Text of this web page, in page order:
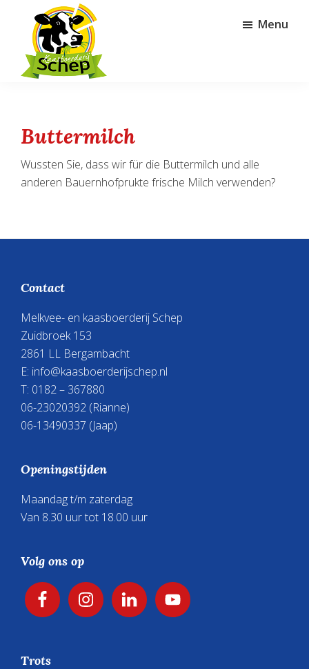
hoofd
inhoud
voettekst
Kaasboerderij
Menu
Buttermilch
Wussten Sie, dass wir für die Buttermilch und alle
anderen Bauernhofprukte frische Milch verwenden?
Footer
Contact
Melkvee- en kaasboerderij Schep
Zuidbroek 153
2861 LL Bergambacht
E: info@kaasboerderijschep.nl
T: 0182 – 367880
06-23020392 (Rianne)
06-13490337 (Jaap)
Openingstijden
Maandag t/m zaterdag
Van 8.30 uur tot 18.00 uur
Volg ons op
Trots